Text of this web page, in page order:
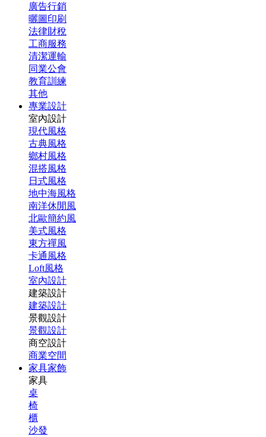
廣告行銷
曬圖印刷
法律財稅
工商服務
清潔運輸
同業公會
教育訓練
其他
專業設計
室內設計
現代風格
古典風格
鄉村風格
混搭風格
日式風格
地中海風格
南洋休閒風
北歐簡約風
美式風格
東方禪風
卡通風格
Loft風格
室內設計
建築設計
建築設計
景觀設計
景觀設計
商空設計
商業空間
家具家飾
家具
桌
椅
櫃
沙發